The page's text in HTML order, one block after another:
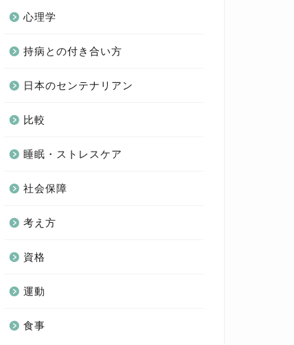
心理学
持病との付き合い方
日本のセンテナリアン
比較
睡眠・ストレスケア
社会保障
考え方
資格
運動
食事